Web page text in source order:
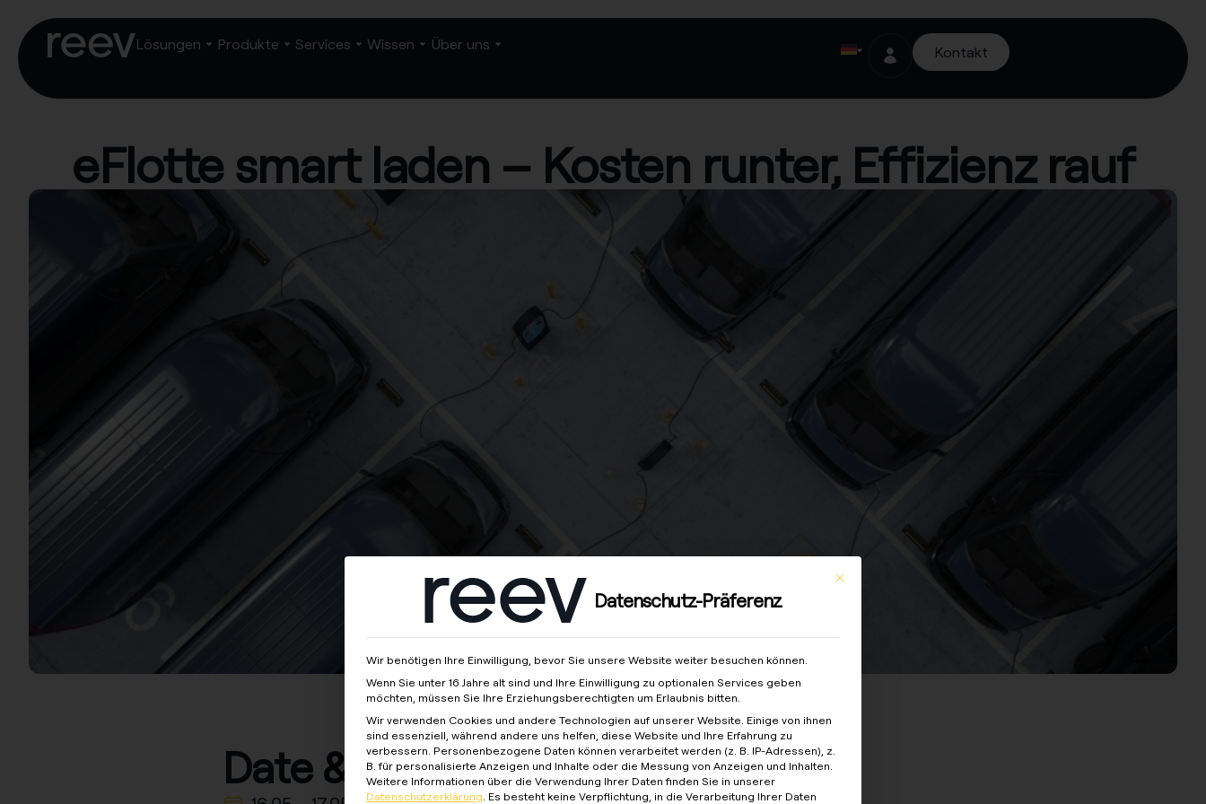
Lösungen Produkte Services Wissen Über uns Kontakt
eFlotte smart laden – Kosten runter, Effizienz rauf
Date & Location
This button closes the dialog. Its functionality is identical to the Nur
Datenschutz-Präferenz
Wir benötigen Ihre Einwilligung, bevor Sie unsere Website weiter besuchen können.
Wenn Sie unter 16 Jahre alt sind und Ihre Einwilligung zu optionalen Services geben
möchten, müssen Sie Ihre Erziehungsberechtigten um Erlaubnis bitten.
Wir verwenden Cookies und andere Technologien auf unserer Website. Einige von ihnen
sind essenziell, während andere uns helfen, diese Website und Ihre Erfahrung zu
verbessern. Personenbezogene Daten können verarbeitet werden (z. B. IP-Adressen), z.
B. für personalisierte Anzeigen und Inhalte oder die Messung von Anzeigen und Inhalten.
Weitere Informationen über die Verwendung Ihrer Daten finden Sie in unserer
Datenschutzerklärung. Es besteht keine Verpflichtung, in die Verarbeitung Ihrer Daten